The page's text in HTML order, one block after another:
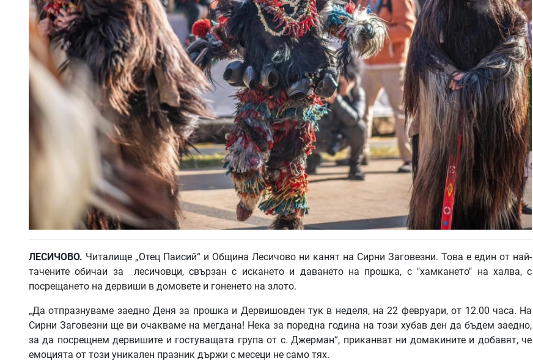
ЛЕСИЧОВО. Читалище „Отец Паисий“ и Община Лесичово ни канят на Сирни Заговезни. Това е един от най-
тачените обичаи за лесичовци, свързан с искането и даването на прошка, с "хамкането" на халва, с
посрещането на дервиши в домовете и гоненето на злото.
„Да отпразнуваме заедно Деня за прошка и Дервишовден тук в неделя, на 22 февруари, от 12.00 часа. На
Сирни Заговезни ще ви очакваме на мегдана! Нека за поредна година на този хубав ден да бъдем заедно,
за да посрещнем дервишите и гостуващата група от с. Джерман“, приканват ни домакините и добавят, че
емоцията от този уникален празник държи с месеци не само тях.